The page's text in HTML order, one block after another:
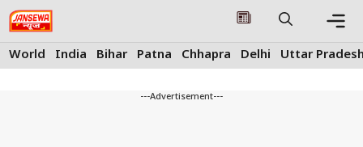
Skip
to
content
World India Bihar Patna Chhapra Delhi Uttar
---Advertisement---